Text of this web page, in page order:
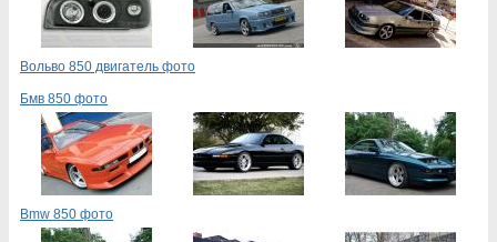
Вольво 850 двигатель фото
Бмв 850 фото
Bmw 850 фото